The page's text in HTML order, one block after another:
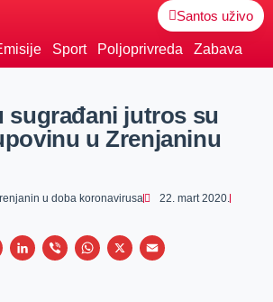
Santos uživo
Sport Poljoprivreda Zabava
sugrađani jutros su
u Zrenjaninu
u doba koronavirusa
22. mart 2020.
M
L
V
W
X
E